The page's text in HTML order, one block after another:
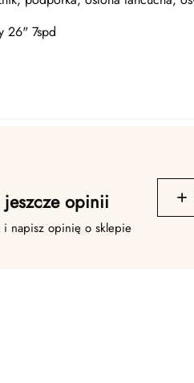
26" 7spd
opinii
i napisz opinię o sklepie